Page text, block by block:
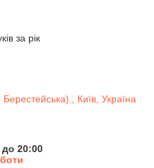
за рік
Київ, Україна
до 20:00